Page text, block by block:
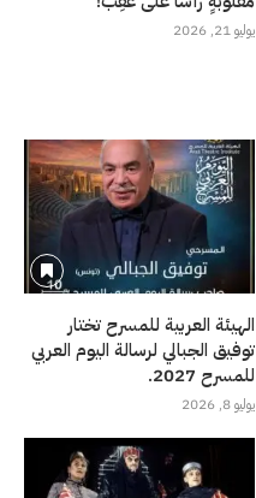
يوليو 21, 2026
الهيئة العربية للمسرح تختار
توفيق الجبالي لرسالة اليوم العربي
للمسرح 2027.
يوليو 8, 2026